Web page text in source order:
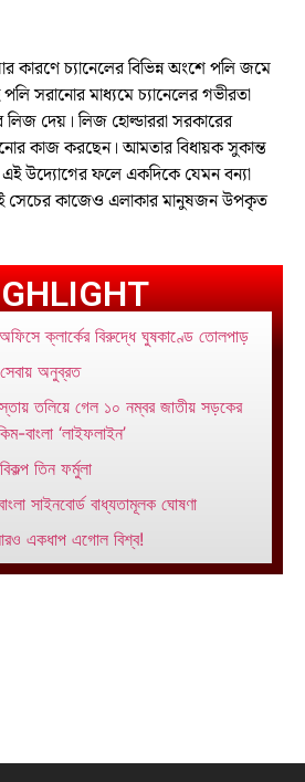
কারণে চ্যানেলের বিভিন্ন অংশে পলি জমে
সরানোর মাধ্যমে চ্যানেলের গভীরতা
দেয়। লিজ হোল্ডাররা সরকারের
কাজ করছেন। আমতার বিধায়ক সুকান্ত
উদ্যোগের ফলে একদিকে যেমন বন্যা
সেচের কাজেও এলাকার মানুষজন উপকৃত
ক্লার্কের বিরুদ্ধে ঘুষকাণ্ডে তোলপাড়
অনুব্রত
তলিয়ে গেল ১০ নম্বর জাতীয় সড়কের
বাংলা ‘লাইফলাইন’
তিন ফর্মুলা
বাংলা সাইনবোর্ড বাধ্যতামূলক ঘোষণা
একধাপ এগোল বিশ্ব!